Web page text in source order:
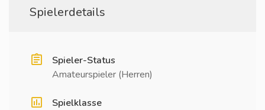
Spielerdetails
Spieler-Status
Amateurspieler (Herren)
Spielklasse